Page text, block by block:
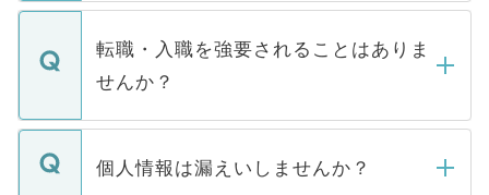
ます。通常、5営業日以内にはご連絡をせて
いただきますので、しばらくお待ちくださ
マイナビDOCTORで取り扱っている求人の
うち約3割は、Webサイトからご覧いただ
けない「非公開求人」です。非公開求人は
下記の理由によって、一般には公開してい
ません。
■応募殺到を避けるため 人気のある医療機
転職・入職を強要されることはありま
せんか？
転職・入職を強要することは一切ありませ
ん。また、仮に応募先から内定をいただい
個人情報は漏えいしませんか？